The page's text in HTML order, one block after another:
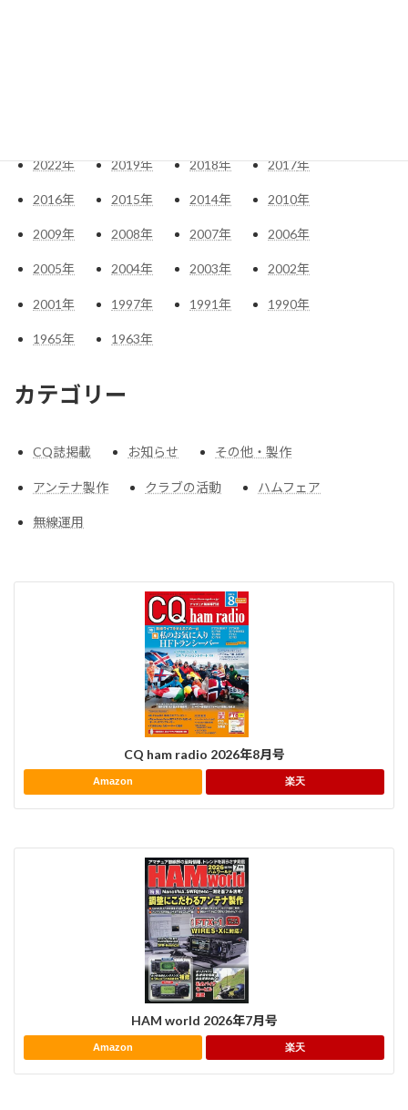
2022年 2019年 2018年 2017年
2016年 2015年 2014年 2010年
2009年 2008年 2007年 2006年
2005年 2004年 2003年 2002年
2001年 1997年 1991年 1990年
1965年 1963年
カテゴリー
CQ誌掲載 お知らせ その他・製作
アンテナ製作 クラブの活動 ハムフェア
無線運用
CQ ham radio 2026年8月号
Amazon 楽天
HAM world 2026年7月号
Amazon 楽天